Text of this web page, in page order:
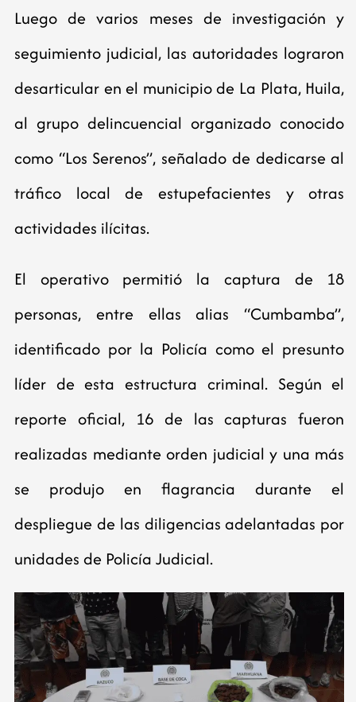
Luego de varios meses de investigación y
seguimiento judicial, las autoridades lograron
desarticular en el municipio de La Plata, Huila,
al grupo delincuencial organizado conocido
como “Los Serenos”, señalado de dedicarse al
tráfico local de estupefacientes y otras
actividades ilícitas.
El operativo permitió la captura de 18
personas, entre ellas alias “Cumbamba”,
identificado por la Policía como el presunto
líder de esta estructura criminal. Según el
reporte oficial, 16 de las capturas fueron
realizadas mediante orden judicial y una más
se produjo en flagrancia durante el
despliegue de las diligencias adelantadas por
unidades de Policía Judicial.